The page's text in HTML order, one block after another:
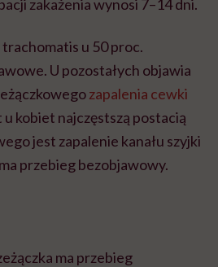
zakażenia wynosi 7–14 dni.
u 50 proc.
U pozostałych objawia
zapalenia cewki
u kobiet najczęstszą postacią
jest zapalenie kanału szyjki
przebieg bezobjawowy.
ma przebieg